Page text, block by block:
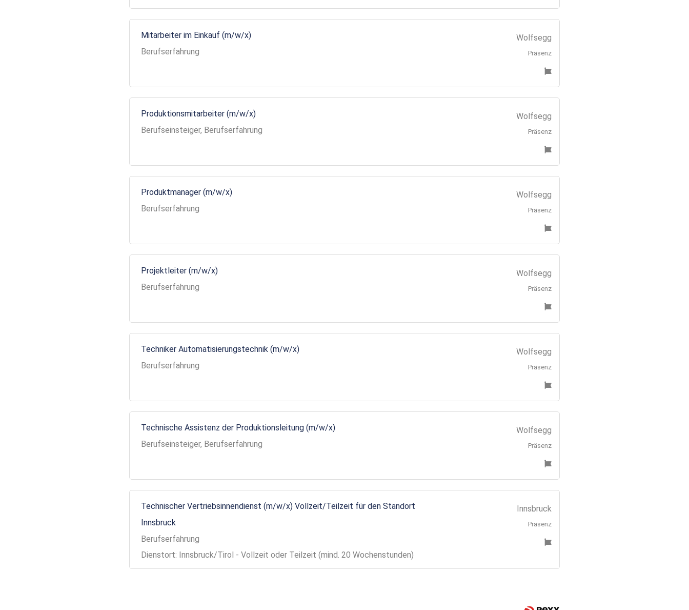
Mitarbeiter im Einkauf (m/w/x)
Berufserfahrung
Wolfsegg
Präsenz
Produktionsmitarbeiter (m/w/x)
Berufseinsteiger, Berufserfahrung
Wolfsegg
Präsenz
Produktmanager (m/w/x)
Berufserfahrung
Wolfsegg
Präsenz
Projektleiter (m/w/x)
Berufserfahrung
Wolfsegg
Präsenz
Techniker Automatisierungstechnik (m/w/x)
Berufserfahrung
Wolfsegg
Präsenz
Technische Assistenz der Produktionsleitung (m/w/x)
Berufseinsteiger, Berufserfahrung
Wolfsegg
Präsenz
Technischer Vertriebsinnendienst (m/w/x) Vollzeit/Teilzeit für den Standort
Innsbruck
Berufserfahrung
Dienstort: Innsbruck/Tirol - Vollzeit oder Teilzeit (mind. 20 Wochenstunden)
Innsbruck
Präsenz